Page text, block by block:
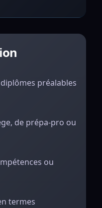
préalables
de prépa-pro ou
ou
termes